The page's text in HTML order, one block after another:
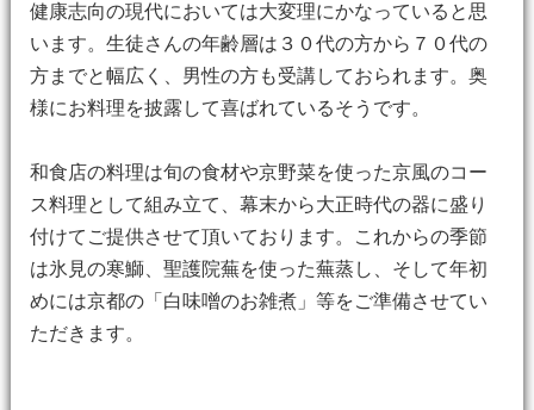
健康志向の現代においては大変理にかなっていると思
います。生徒さんの年齢層は３０代の方から７０代の
方までと幅広く、男性の方も受講しておられます。奥
様にお料理を披露して喜ばれているそうです。
和食店の料理は旬の食材や京野菜を使った京風のコー
ス料理として組み立て、幕末から大正時代の器に盛り
付けてご提供させて頂いております。これからの季節
は氷見の寒鰤、聖護院蕪を使った蕪蒸し、そして年初
めには京都の「白味噌のお雑煮」等をご準備させてい
ただきます。